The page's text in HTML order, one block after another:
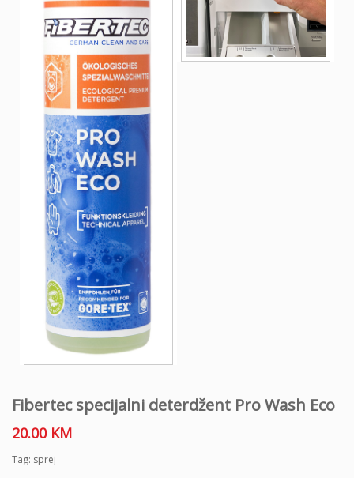
Fibertec specijalni deterdžent Pro Wash Eco
20.00 KM
Tag: sprej